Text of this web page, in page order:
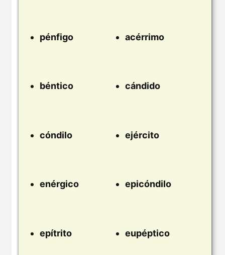
pénfigo acérrimo
béntico cándido
cóndilo ejército
enérgico epicóndilo
epítrito eupéptico